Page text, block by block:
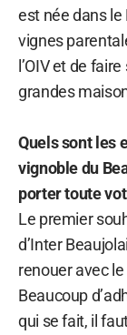
est née dans le
vignes
l’OIV et de
grandes
Quels sont les
vignoble du
porter toute
Le premier
d’Inter
renouer avec
Beaucoup
qui se fait, il